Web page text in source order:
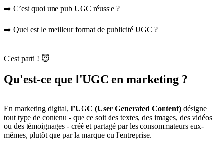
➡️ C’est quoi une pub UGC réussie ?
➡️ Quel est le meilleur format de publicité UGC ?
C'est parti ! 😇
Qu'est-ce que l'UGC en marketing ?
En marketing digital, l’UGC (User Generated Content) désigne
tout type de contenu - que ce soit des textes, des images, des vidéos
ou des témoignages - créé et partagé par les consommateurs eux-
mêmes, plutôt que par la marque ou l'entreprise.